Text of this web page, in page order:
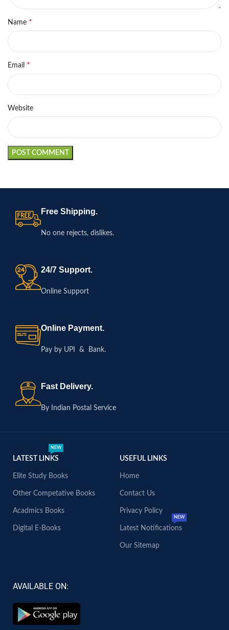
Name *
Email *
Website
Free Shipping.
No one rejects, dislikes.
24/7 Support.
Online Support
Online Payment.
Pay by UPI & Bank.
Fast Delivery.
By Indian Postal Service
LATEST LINKS
NEW
Elite Study Books
Other Competative Books
Acadmics Books
Digital E-Books
USEFUL LINKS
Home
Contact Us
Privacy Policy
Latest Notifications
NEW
Our Sitemap
AVAILABLE ON: